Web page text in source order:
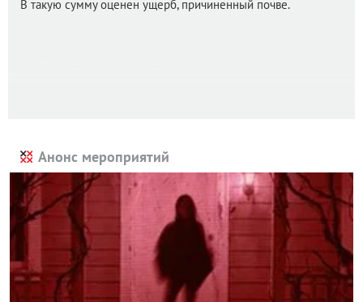
В такую сумму оценен ущерб, причиненный почве.
Анонс мероприятий